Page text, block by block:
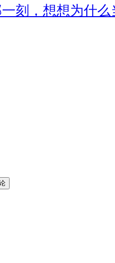
刻，想想为什